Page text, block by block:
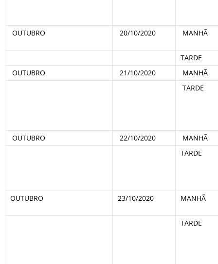
OUTUBRO 20/10/2020 MANHÃ
TARDE
OUTUBRO
21/10/2020
MANHÃ
TARDE
OUTUBRO 22/10/2020
MANHÃ
TARDE
OUTUBRO 23/10/2020 MANHÃ
TARDE